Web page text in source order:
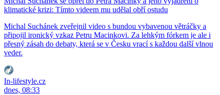
klimatické krizi: Tímto videem mu udělal obří ostudu
Michal Suchánek zveřejnil video s bundou vybavenou větráčky a
připojil ironický vzkaz Petru Macinkovi. Za lehkým fórkem je ale i
přesný zásah do debaty, která se v Česku vrací s každou další vlnou
veder.
In-lifestyle.cz
dnes, 08:33